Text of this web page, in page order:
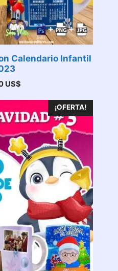
Calendario Infantil
US$
¡OFERTA!